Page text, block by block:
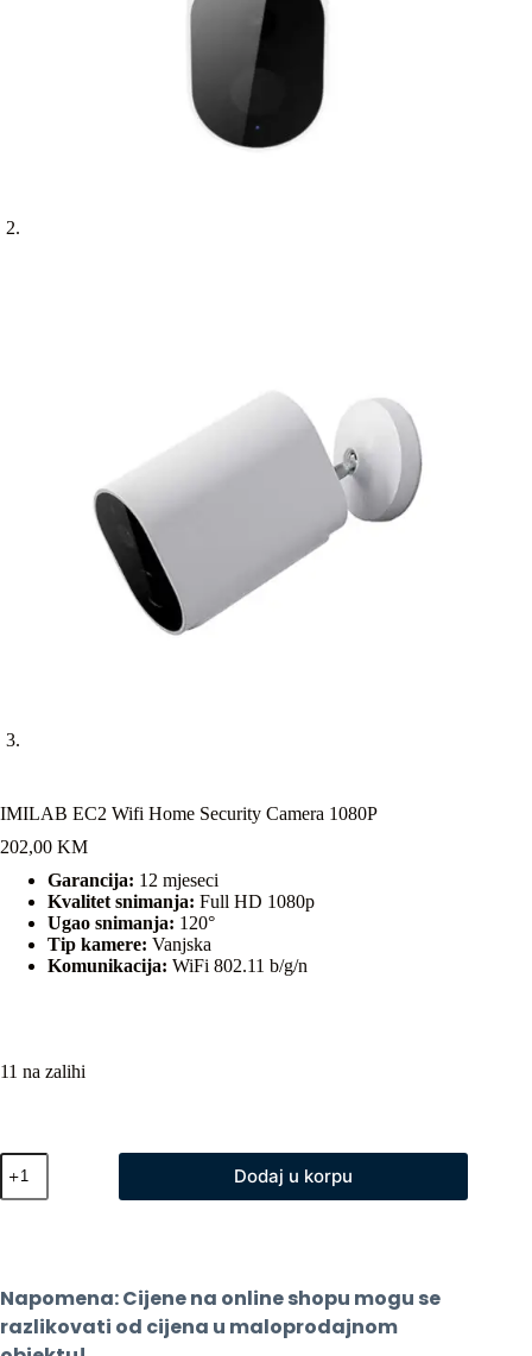
IMILAB EC2 Wifi Home Security Camera 1080P
202,00 KM
Garancija: 12 mjeseci
Kvalitet snimanja: Full HD 1080p
Ugao snimanja: 120°
Tip kamere: Vanjska
Komunikacija: WiFi 802.11 b/g/n
11 na zalihi
IMILAB
EC2
Wifi
količina
Dodaj u korpu
Napomena: Cijene na online shopu mogu se
razlikovati od cijena u maloprodajnom